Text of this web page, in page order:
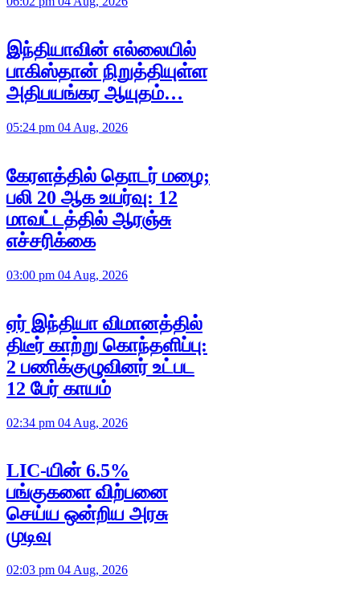
இந்தியாவின் எல்லையில்
பாகிஸ்தான் நிறுத்தியுள்ள
அதிபயங்கர ஆயுதம்…
05:24 pm 04 Aug, 2026
கேரளத்தில் தொடர் மழை;
பலி 20 ஆக உயர்வு: 12
மாவட்டத்தில் ஆரஞ்சு
எச்சரிக்கை
03:00 pm 04 Aug, 2026
ஏர் இந்தியா விமானத்தில்
திடீர் காற்று கொந்தளிப்பு:
2 பணிக்குழுவினர் உட்பட
12 பேர் காயம்
02:34 pm 04 Aug, 2026
LIC-யின் 6.5%
பங்குகளை விற்பனை
செய்ய ஒன்றிய அரசு
முடிவு
02:03 pm 04 Aug, 2026